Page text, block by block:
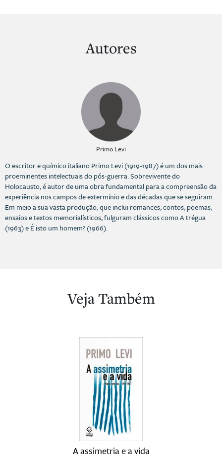
Autores
Primo Levi
O escritor e químico italiano Primo Levi (1919-1987) é um dos mais
proeminentes intelectuais do pós-guerra. Sobrevivente do
Holocausto, é autor de uma obra fundamental para a compreensão da
experiência nos campos de extermínio e das décadas que se seguiram.
Em meio a sua vasta produção, que inclui romances, contos, poemas,
ensaios e textos memorialísticos, fulguram clássicos como A trégua
(1963) e É isto um homem? (1966).
Veja Também
A assimetria e a vida